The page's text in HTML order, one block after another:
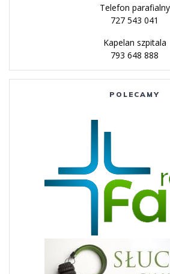
Telefon parafialny
727 543 041
Kapelan szpitala
793 648 888
POLECAMY